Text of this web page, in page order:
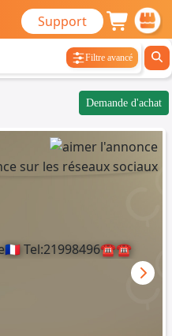
Support
Filtre avancé
Demande d'achat